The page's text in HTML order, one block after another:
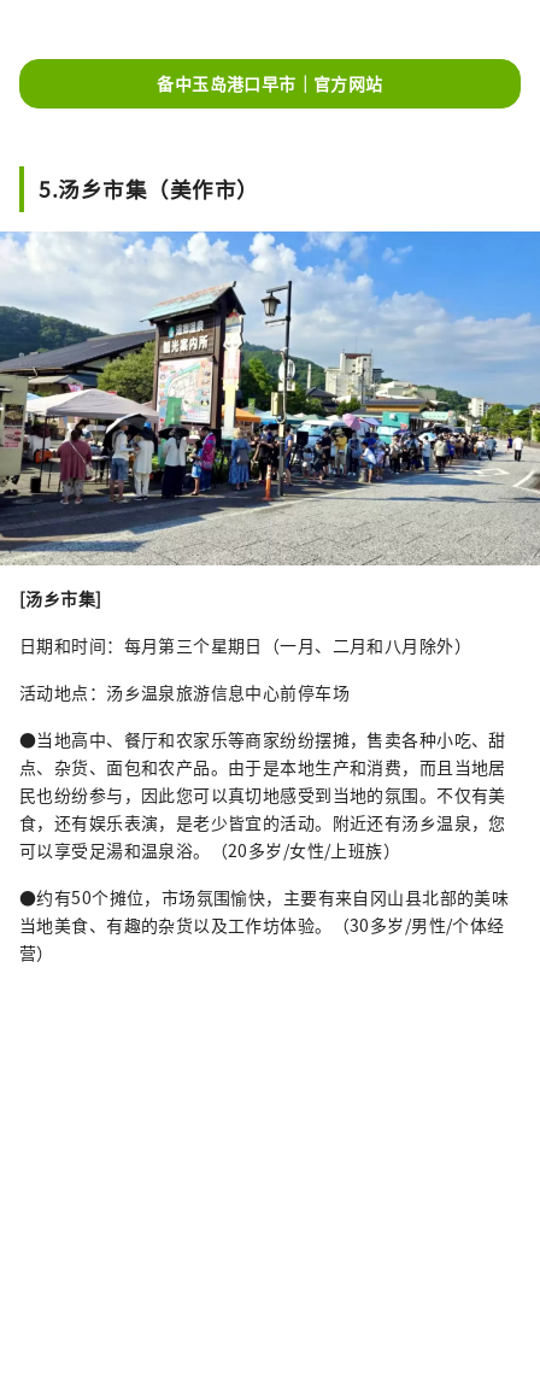
备中玉岛港口早市｜官方网站
5.汤乡市集（美作市）
[汤乡市集]
日期和时间：每月第三个星期日（一月、二月和八月除外）
活动地点：汤乡温泉旅游信息中心前停车场
●当地高中、餐厅和农家乐等商家纷纷摆摊，售卖各种小吃、甜
点、杂货、面包和农产品。由于是本地生产和消费，而且当地居
民也纷纷参与，因此您可以真切地感受到当地的氛围。不仅有美
食，还有娱乐表演，是老少皆宜的活动。附近还有汤乡温泉，您
可以享受足湯和温泉浴。（20多岁/女性/上班族）
●约有50个摊位，市场氛围愉快，主要有来自冈山县北部的美味
当地美食、有趣的杂货以及工作坊体验。（30多岁/男性/个体经
营）